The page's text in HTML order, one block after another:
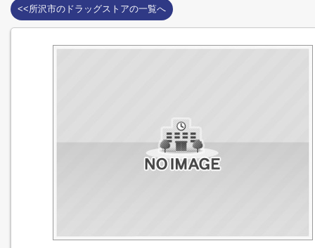
<<所沢市のドラッグストアの一覧へ